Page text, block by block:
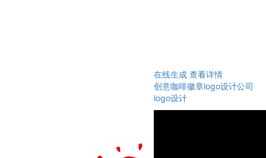
在线生成 查看详情
创意咖啡徽章logo设计公司
logo设计